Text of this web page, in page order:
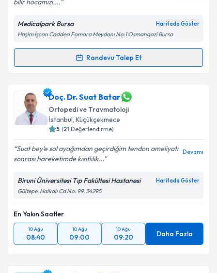
Metni
bilir hocamızı....
Medicalpark Bursa Haritada Göster
Haşim İşcan Caddesi Fomara Meydanı No:1 Osmangazi Bursa
Randevu Talep Et
Randevu Takvimi Talebi
Doç. Dr. Hanifi Üçpunariçin randevu takvimi talebi
oluşturun. Size bu uzmandan randevu almanız için bir
takvim hazırlandığında e-posta ile bilgilendireceğiz.
E-posta Adresiniz
Kişisel verilerimin işlenmesine ilişkin
Aydınlatma
Metni'ni okudum ve kişisel verilerimin belirtilen
Takvim Talebini Gönder
Doç. Dr. Suat Batar
Ortopedi ve Travmatoloji
İstanbul, Küçükçekmece
5 (21 Değerlendirme)
Suat bey’e sol ayağımdan geçirdiğim tendon ameliyatı
sonrası hareketimde kısıtlılık...
Devamı
Biruni Üniversitesi Tıp Fakültesi Hastanesi Haritada Göster
Gültepe, Halkalı Cd No: 99, 34295
En Yakın Saatler
10 Ağu
08:40
10 Ağu
09:00
10 Ağu
09:20 Daha Fazla